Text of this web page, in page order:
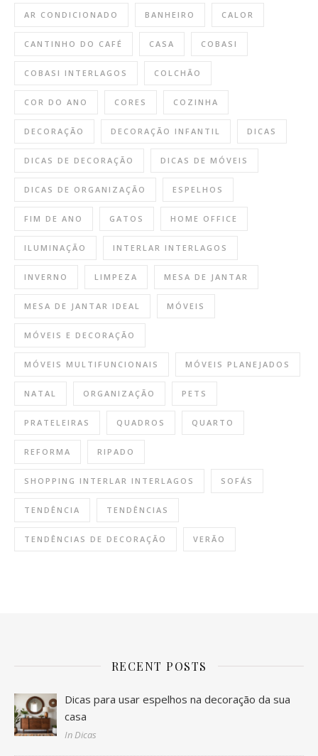
AR CONDICIONADO BANHEIRO CALOR
CANTINHO DO CAFÉ CASA COBASI
COBASI INTERLAGOS COLCHÃO
COR DO ANO CORES COZINHA
DECORAÇÃO DECORAÇÃO INFANTIL DICAS
DICAS DE DECORAÇÃO DICAS DE MÓVEIS
DICAS DE ORGANIZAÇÃO ESPELHOS
FIM DE ANO GATOS HOME OFFICE
ILUMINAÇÃO INTERLAR INTERLAGOS
INVERNO LIMPEZA MESA DE JANTAR
MESA DE JANTAR IDEAL MÓVEIS
MÓVEIS E DECORAÇÃO
MÓVEIS MULTIFUNCIONAIS MÓVEIS PLANEJADOS
NATAL ORGANIZAÇÃO PETS
PRATELEIRAS QUADROS QUARTO
REFORMA RIPADO
SHOPPING INTERLAR INTERLAGOS SOFÁS
TENDÊNCIA TENDÊNCIAS
TENDÊNCIAS DE DECORAÇÃO VERÃO
RECENT POSTS
Dicas para usar espelhos na decoração da sua
casa
In Dicas